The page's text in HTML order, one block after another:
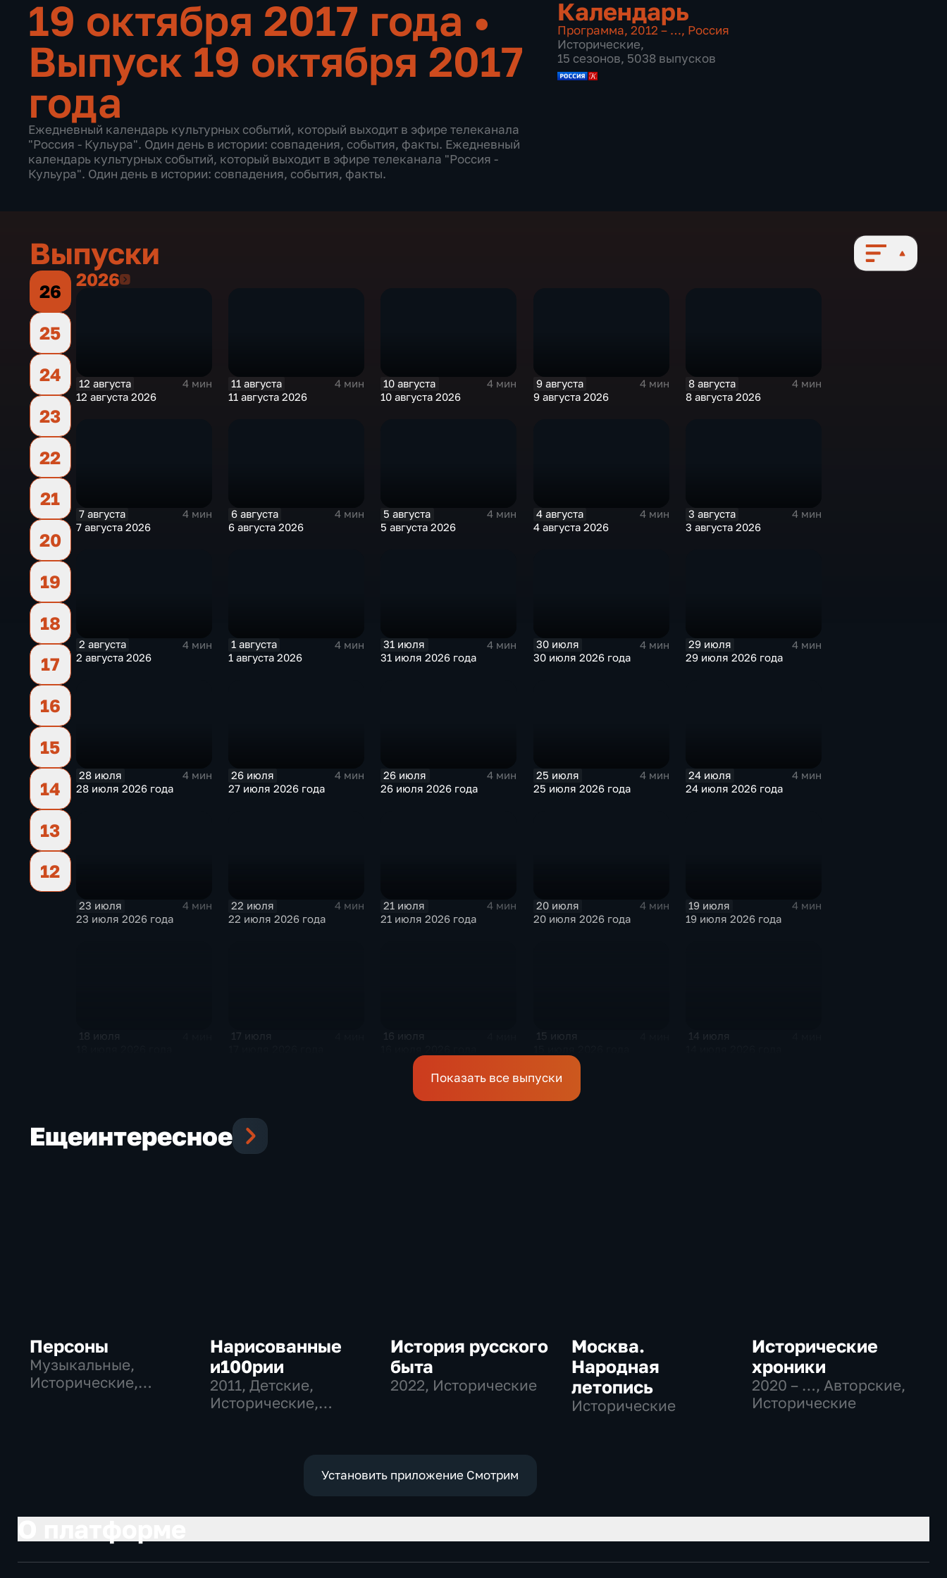
19 октября 2017 года •
Выпуск 19 октября 2017
года
Ежедневный календарь культурных событий, который выходит в эфире телеканала
"Россия - Кульура". Один день в истории: совпадения, события, факты. Ежедневный
календарь культурных событий, который выходит в эфире телеканала "Россия -
Кульура". Один день в истории: совпадения, события, факты.
Календарь
Программа, 2012 – …, Россия
Исторические,
15 сезонов, 5038 выпусков
Выпуски
26
25
24
23
22
21
20
19
18
17
16
15
14
13
12
20262026
12 августа
4 мин
12 августа 2026
11 августа
4 мин
11 августа 2026
10 августа
4 мин
10 августа 2026
9 августа
4 мин
9 августа 2026
8 августа
4 мин
8 августа 2026
7 августа
4 мин
7 августа 2026
6 августа
4 мин
6 августа 2026
5 августа
4 мин
5 августа 2026
4 августа
4 мин
4 августа 2026
3 августа
4 мин
3 августа 2026
2 августа
4 мин
2 августа 2026
1 августа
4 мин
1 августа 2026
31 июля
4 мин
31 июля 2026 года
30 июля
4 мин
30 июля 2026 года
29 июля
4 мин
29 июля 2026 года
28 июля
4 мин
28 июля 2026 года
26 июля
4 мин
27 июля 2026 года
26 июля
4 мин
26 июля 2026 года
25 июля
4 мин
25 июля 2026 года
24 июля
4 мин
24 июля 2026 года
23 июля
4 мин
23 июля 2026 года
22 июля
4 мин
22 июля 2026 года
21 июля
4 мин
21 июля 2026 года
20 июля
4 мин
20 июля 2026 года
19 июля
4 мин
19 июля 2026 года
18 июля 17 июля 16 июля 15 июля 14 июля
Показать все выпуски
Ещеинтересное
Персоны
Музыкальные,
Исторические,
Нарисованные
и100рии
2011, Детские,
Исторические,
История русского
быта
2022, Исторические
Москва.
Народная
летопись
Исторические
Исторические
хроники
2020 – …, Авторские,
Исторические
Установить приложение Смотрим